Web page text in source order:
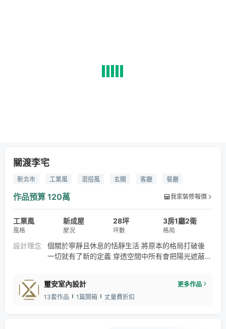
關渡李宅
新北市 工業風 混搭風 玄關 客廳
餐廳
臥室
作品預算 120萬 我家裝修報價
工業風
風格
新成屋
屋況
28坪
坪數
3房1廳2衛
格局
設計理念
個關於寧靜且休息的恬靜生活 將原本的格局打破後
一切就有了新的定義 穿透空間中所有會把陽光遮蔽的
得的書籍 放上一段最愛的旋律 這是一天的簡單開始
璽安室內設計
更多作品
13套作品
1篇開箱 丈量費折扣